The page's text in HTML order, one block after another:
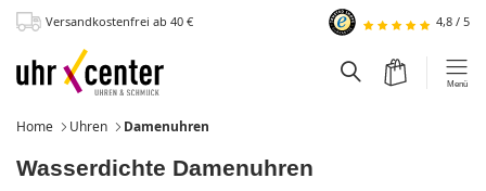
Hauptinhalt
Versandkostenfrei ab 40 € 4,8 / 5
Menü
Warenkorb
Suchfeld
Home Uhren Damenuhren
Wasserdichte Damenuhren